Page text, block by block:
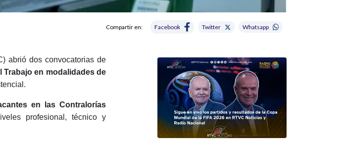
Compartir en: Facebook Twitter Whatsapp
abrió dos convocatorias de
Trabajo en modalidades de
en las Contralorías
profesional, técnico y